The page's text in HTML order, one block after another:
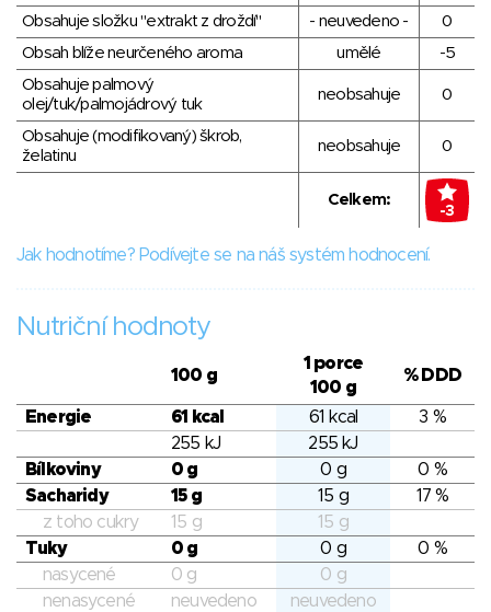
Obsahuje složku "extrakt z droždí"
- neuvedeno -
0
Obsah blíže neurčeného aroma
umělé
-5
Obsahuje palmový
olej/tuk/palmojádrový tuk
neobsahuje 0
Obsahuje (modifikovaný) škrob,
želatinu
neobsahuje 0
Celkem:
-3
Jak hodnotíme? Podívejte se na náš systém hodnocení.
Nutriční hodnoty
100 g
1 porce
100 g
% DDD
Energie 61 kcal 61 kcal
3 %
255 kJ
255 kJ
Bílkoviny
0 g 0 g
0 %
Sacharidy
15 g 15 g
17 %
z toho cukry
15 g
15 g
Tuky
0 g 0 g
0 %
nasycené
0 g
0 g
nenasycené
neuvedeno
neuvedeno